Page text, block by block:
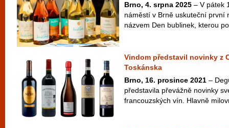
Brno, 4. srpna 2025 – V pátek
náměstí v Brně uskuteční první
názvem Den bublinek, kterou
Vindom představil novinky z
Toskánska
Brno, 16. prosince 2021 –
představila převážně novinky
francouzských vín. Hlavně